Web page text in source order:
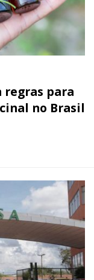
para
no Brasil